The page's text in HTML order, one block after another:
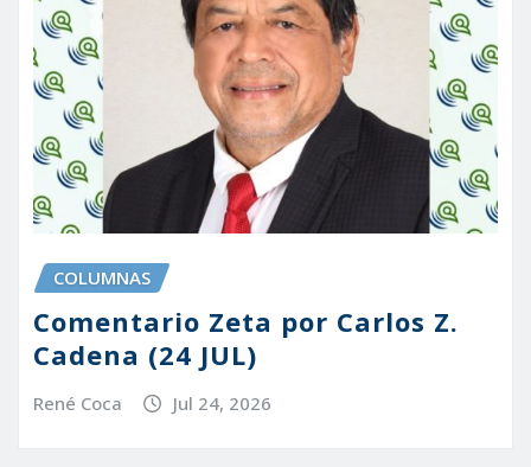
COLUMNAS
Comentario Zeta por Carlos Z.
Cadena (24 JUL)
René Coca Jul 24, 2026